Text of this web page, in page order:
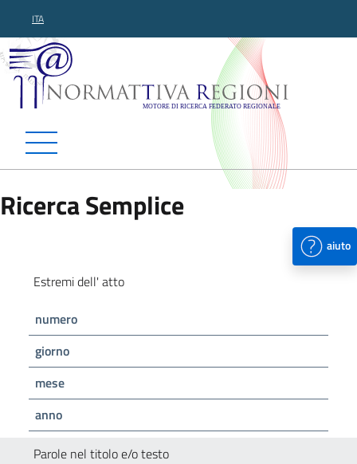
ITA
Normattiva Regioni -
Ricerca Semplice
aiuto
Estremi dell' atto
numero
giorno
mese
anno
Parole nel titolo e/o testo